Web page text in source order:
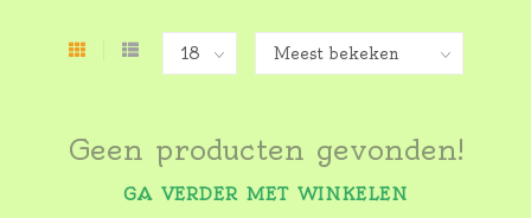
Geen producten gevonden!
GA VERDER MET WINKELEN